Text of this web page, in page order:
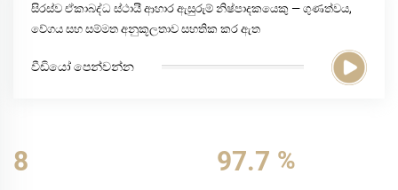
සිරස්ව ඒකාබද්ධ ස්ථායී ආහාර ඇසුරුම් නිෂ්පාදකයෙකු — ගුණත්වය,
වේගය සහ සම්මත අනුකූලතාව සහතික කර ඇත
වීඩියෝ පෙන්වන්න
8 99.7 %